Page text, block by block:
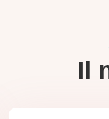
Il